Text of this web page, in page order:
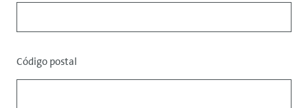
Datos
Código postal